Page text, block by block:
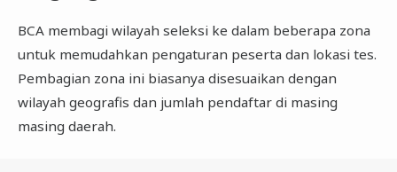
BCA membagi wilayah seleksi ke dalam beberapa zona
untuk memudahkan pengaturan peserta dan lokasi tes.
Pembagian zona ini biasanya disesuaikan dengan
wilayah geografis dan jumlah pendaftar di masing
masing daerah.